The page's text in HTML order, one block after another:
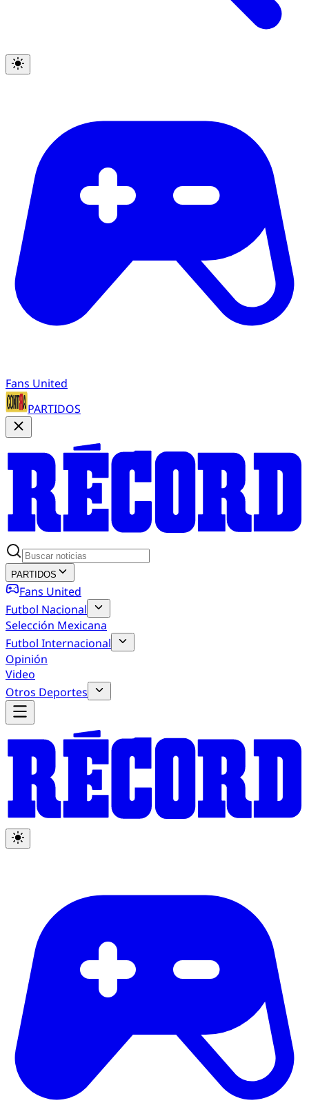
Fans United
PARTIDOS
PARTIDOS
Fans United
Futbol Nacional
Selección Mexicana
Futbol Internacional
Opinión
Video
Otros Deportes